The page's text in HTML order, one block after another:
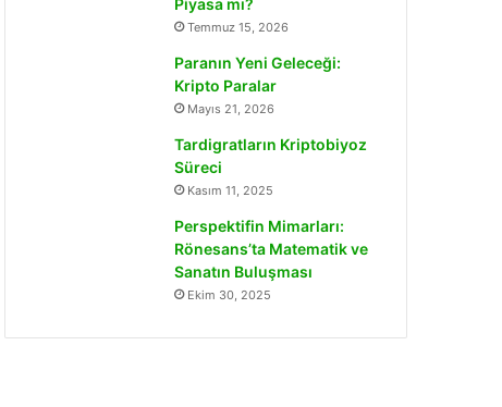
Piyasa mı?
Temmuz 15, 2026
Paranın Yeni Geleceği:
Kripto Paralar
Mayıs 21, 2026
Tardigratların Kriptobiyoz
Süreci
Kasım 11, 2025
Perspektifin Mimarları:
Rönesans’ta Matematik ve
Sanatın Buluşması
Ekim 30, 2025